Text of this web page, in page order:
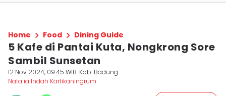
Home Food Dining Guide
5 Kafe di Pantai Kuta, Nongkrong Sore
Sambil Sunsetan
12 Nov 2024, 09:45 WIB Kab. Badung
Natalia Indah Kartikaningrum